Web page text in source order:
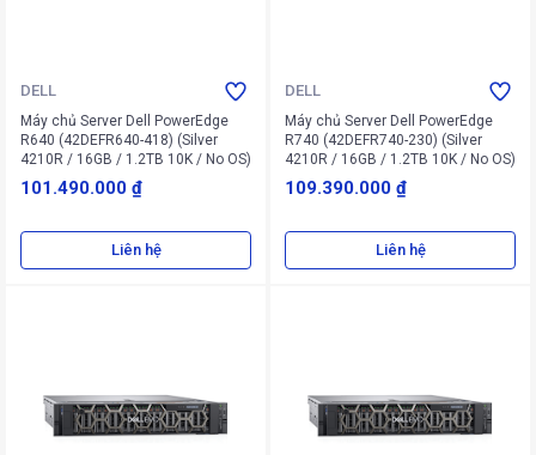
DELL
Máy chủ Server Dell PowerEdge
R640 (42DEFR640-418) (Silver
4210R / 16GB / 1.2TB 10K / No OS)
101.490.000 ₫
Liên hệ
DELL
Máy chủ Server Dell PowerEdge
R740 (42DEFR740-230) (Silver
4210R / 16GB / 1.2TB 10K / No OS)
109.390.000 ₫
Liên hệ